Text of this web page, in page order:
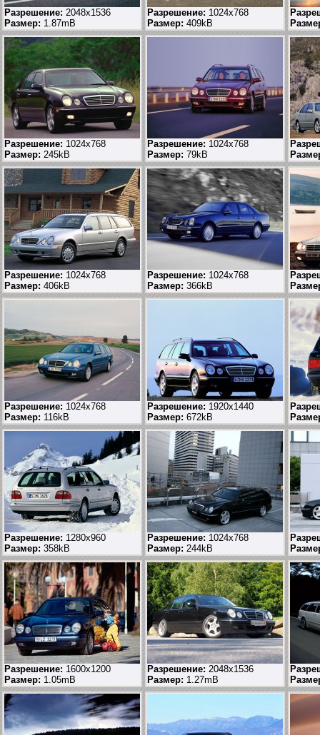
Разрешение: 2048x1536
Размер: 1.87mB
Разрешение: 1024x768
Размер: 409kB
Разрешение: 1024x768
Размер: 245kB
Разрешение: 1024x768
Размер: 79kB
Разрешение: 1024x768
Размер: 406kB
Разрешение: 1024x768
Размер: 366kB
Разрешение: 1024x768
Размер: 116kB
Разрешение: 1920x1440
Размер: 672kB
Разрешение: 1280x960
Размер: 358kB
Разрешение: 1024x768
Размер: 244kB
Разрешение: 1600x1200
Размер: 1.05mB
Разрешение: 2048x1536
Размер: 1.27mB